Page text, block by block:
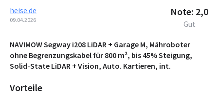
heise.de
09.04.2026
Note: 2,0
Gut
NAVIMOW Segway i208 LiDAR + Garage M, Mähroboter
ohne Begrenzungskabel für 800 m², bis 45% Steigung,
Solid-State LiDAR + Vision, Auto. Kartieren, int.
Vorteile